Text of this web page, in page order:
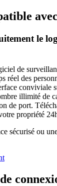
le
de
réel des
conviviale
illimité de
de port.
propriété
sécurisé ou